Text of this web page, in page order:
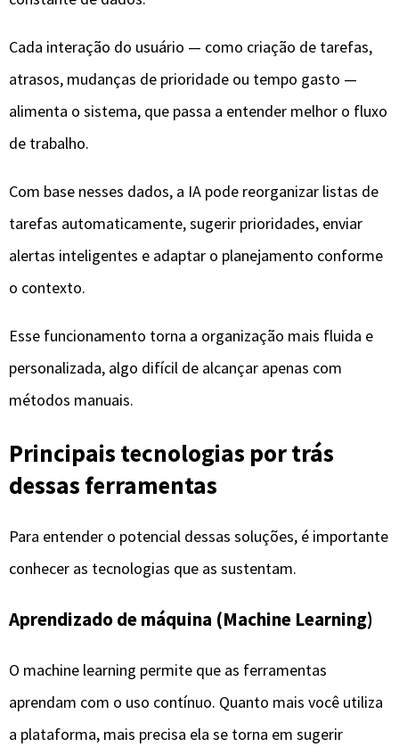
Esse funcionamento torna a organização mais fluida e
personalizada, algo difícil de alcançar apenas com
métodos manuais.
Principais tecnologias por trás
dessas ferramentas
Para entender o potencial dessas soluções, é importante
O machine learning permite que as ferramentas
aprendam com o uso contínuo. Quanto mais você utiliza
a plataforma, mais precisa ela se torna em sugerir
prazos, prioridades e automações.
Isso significa que o sistema evolui junto com o usuário,
ajustando-se à sua rotina, estilo de trabalho e nível de
produtividade ao longo do tempo.
Processamento de linguagem natural (PLN)
O processamento de linguagem natural permite que o